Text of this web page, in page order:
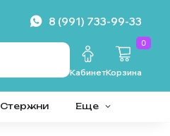
8 (991) 733-99-33
КабинетКорзина
0
Стержни Еще